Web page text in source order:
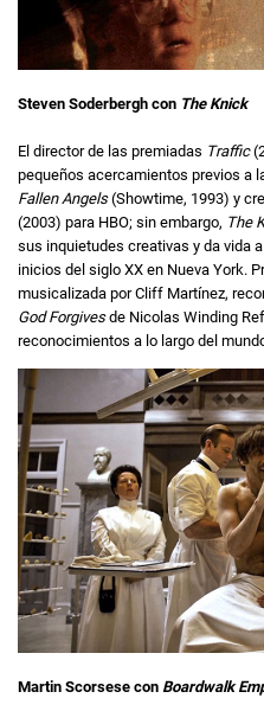
Steven Soderbergh con The Knick
El director de las premiadas Traffic
pequeños acercamientos previos a
Fallen Angels(Showtime, 1993) y
(2003) para HBO; sin embargo, The
sus inquietudes creativas y da vida
inicios del siglo XX en Nueva York.
musicalizada por Cliff Martínez,
God Forgivesde Nicolas Winding
reconocimientos a lo largo del
Martin Scorsese con Boardwalk